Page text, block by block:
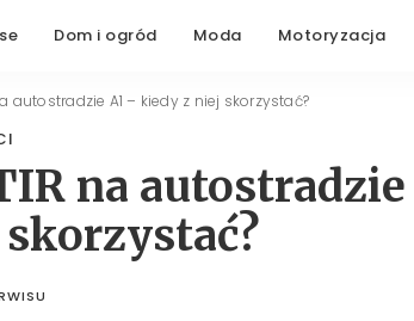
Dom i ogród Moda Motoryzacja
autostradzie A1 – kiedy z niej skorzystać?
na autostradzie